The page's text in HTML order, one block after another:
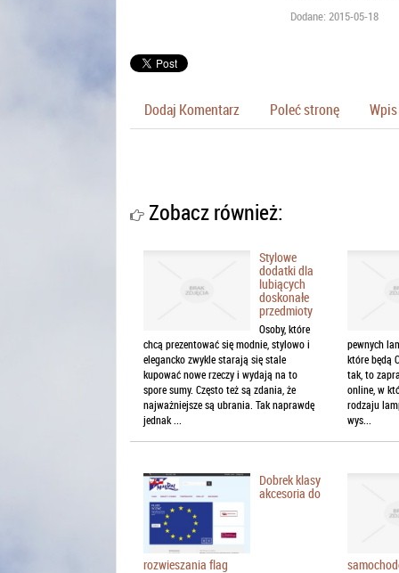
Dodane: 2015-05-18
Dodaj Komentarz Poleć stronę
Zobacz również:
Stylowe
dodatki dla
lubiących
doskonałe
przedmioty
Osoby, które
chcą prezentować się modnie, stylowo i
elegancko zwykle starają się stale
kupować nowe rzeczy i wydają na to
spore sumy. Często też są zdania, że
najważniejsze są ubrania. Tak naprawdę
jednak ...
pewnych
które będą
tak, to
online, w
rodzaju
wys...
Dobrek klasy
akcesoria do
rozwieszania flag